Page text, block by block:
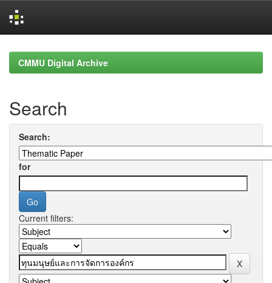
navigationCMMU Digital Archive
Search
Search:
for
Current filters: